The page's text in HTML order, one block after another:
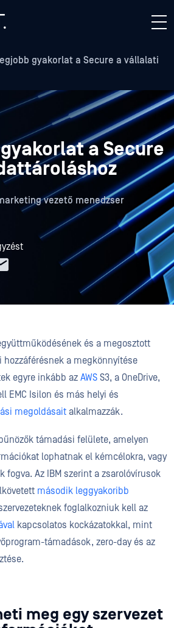
gyakorlat a Secure a vállalati
a Secure
vezető menedzser
és a megosztott
hozzáférésnek a megkönnyítése
egyre inkább az AWS S3, a OneDrive,
EMC Isilon és más helyi és
megoldásait alkalmazzák.
támadási felülete, amelyen
lophatnak el kémcélokra, vagy
fogva. Az IBM szerint a zsarolóvírusok
második leggyakoribb
foglalkozniuk kell az
kapcsolatos kockázatokkal, mint
támadások, zero-day és az
meg egy szervezet